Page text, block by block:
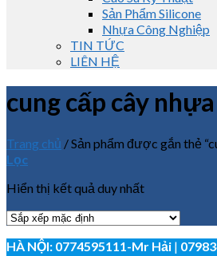
Sản Phẩm Silicone
Nhựa Công Nghiệp
TIN TỨC
LIÊN HỆ
cung cấp cây
Trang chủ /Sản phẩm được gắn thẻ
Lọc
Hiển thị kết quả duy nhất
HÀ NỘI: 0774595111-Mr Hải |